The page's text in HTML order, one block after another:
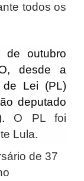
todos os
outubro
desde a
de Lei (PL)
deputado
O PL foi
Lula.
de 37